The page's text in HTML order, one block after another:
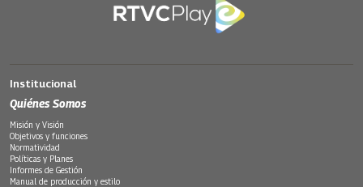
Institucional
Quiénes Somos
Misión y Visión
Objetivos y funciones
Normatividad
Políticas y Planes
Informes de Gestión
Manual de producción y estilo